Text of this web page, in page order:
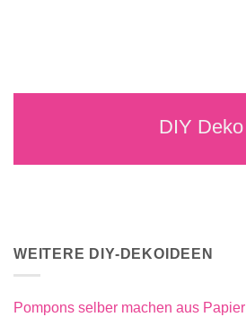
DIY Deko
WEITERE DIY-DEKOIDEEN
Pompons selber machen aus Papier